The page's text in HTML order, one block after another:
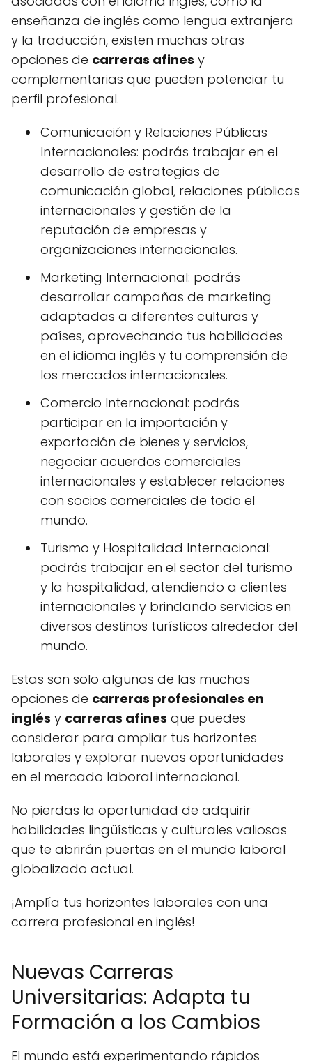
enseñanza de inglés como lengua extranjera
y la traducción, existen muchas otras
opciones de carreras afines y
complementarias que pueden potenciar tu
perfil profesional.
Comunicación y Relaciones Públicas
Internacionales: podrás trabajar en el
desarrollo de estrategias de
comunicación global, relaciones públicas
internacionales y gestión de la
reputación de empresas y
organizaciones internacionales.
Marketing Internacional: podrás
desarrollar campañas de marketing
adaptadas a diferentes culturas y
países, aprovechando tus habilidades
en el idioma inglés y tu comprensión de
los mercados internacionales.
Comercio Internacional: podrás
participar en la importación y
exportación de bienes y servicios,
negociar acuerdos comerciales
internacionales y establecer relaciones
con socios comerciales de todo el
mundo.
Turismo y Hospitalidad Internacional:
podrás trabajar en el sector del turismo
y la hospitalidad, atendiendo a clientes
internacionales y brindando servicios en
diversos destinos turísticos alrededor del
mundo.
Estas son solo algunas de las muchas
opciones de carreras profesionales en
inglés y carreras afines que puedes
considerar para ampliar tus horizontes
laborales y explorar nuevas oportunidades
en el mercado laboral internacional.
No pierdas la oportunidad de adquirir
habilidades lingüísticas y culturales valiosas
que te abrirán puertas en el mundo laboral
globalizado actual.
¡Amplía tus horizontes laborales con una
carrera profesional en inglés!
Nuevas Carreras
Universitarias: Adapta tu
Formación a los Cambios
El mundo está experimentando rápidos